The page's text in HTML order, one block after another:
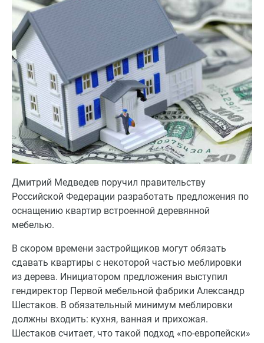
Дмитрий Медведев поручил правительству
Российской Федерации разработать предложения по
оснащению квартир встроенной деревянной
мебелью.
В скором времени застройщиков могут обязать
сдавать квартиры с некоторой частью меблировки
из дерева. Инициатором предложения выступил
гендиректор Первой мебельной фабрики Александр
Шестаков. В обязательный минимум меблировки
должны входить: кухня, ванная и прихожая.
Шестаков считает, что такой подход «по-европейски»